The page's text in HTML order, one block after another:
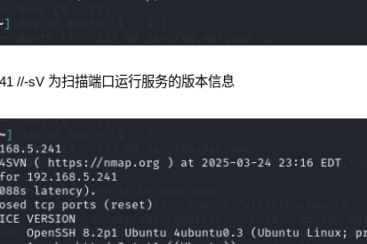
//-sV 为扫描端口运行服务的版本信息